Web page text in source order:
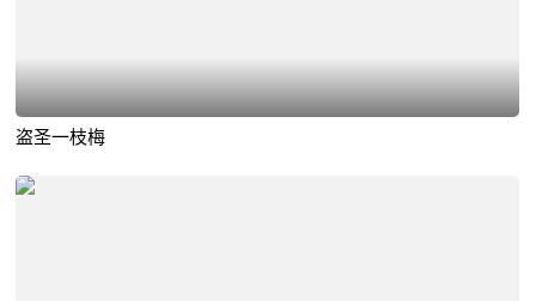
盗圣一枝梅